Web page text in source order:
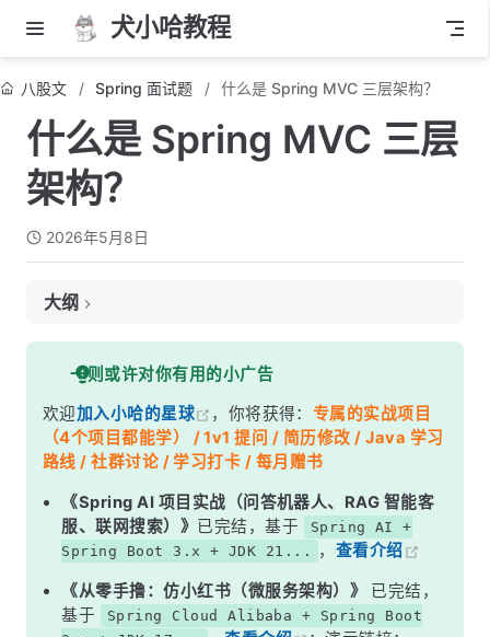
犬小哈教程
八股文 Spring 面试题 什么是 Spring MVC 三层架构？
什么是 Spring MVC 三层
架构？
2026年5月8日
大纲
面试考察点
核心答案
深度解析
一、整体架构图
二、各层代码示例
三、三层架构 vs MVC 模式
五、常见违规写法
一则或许对你有用的小广告
欢迎加入小哈的星球 ，你将获得： 专属的实战项目
（4个项目都能学） / 1v1 提问 / 简历修改 / Java 学习
路线 / 社群讨论 / 学习打卡 / 每月赠书
《Spring AI 项目实战（问答机器人、RAG 智能客
服、联网搜索）》 已完结，基于
Spring AI +
Spring Boot 3.x + JDK 21...
， 查看介绍
《从零手撸：仿小红书（微服务架构）》
已完结，
基于
Spring Cloud Alibaba + Spring Boot